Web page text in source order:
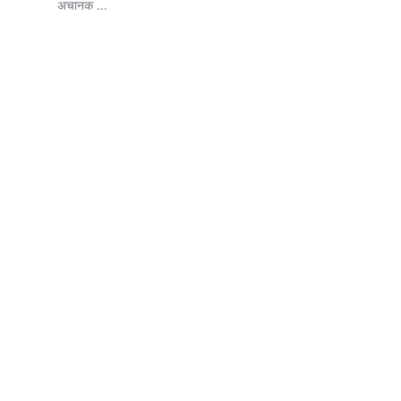
अचानक ...